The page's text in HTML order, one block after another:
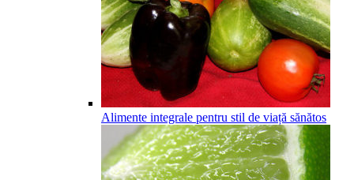
Alimente integrale pentru stil de viață sănătos